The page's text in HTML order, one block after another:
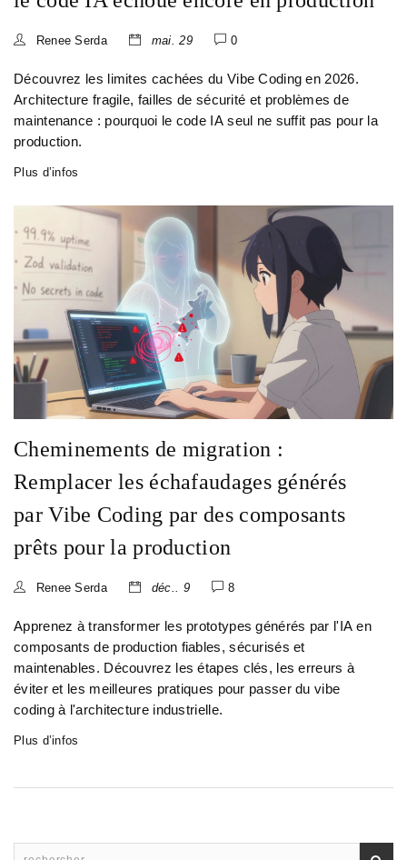
Renee Serda mai. 29 0
Découvrez les limites cachées du Vibe Coding en 2026.
Architecture fragile, failles de sécurité et problèmes de
maintenance : pourquoi le code IA seul ne suffit pas pour la
production.
Plus d’infos
Cheminements de migration :
Remplacer les échafaudages générés
par Vibe Coding par des composants
prêts pour la production
Renee Serda déc.. 9 8
Apprenez à transformer les prototypes générés par l'IA en
composants de production fiables, sécurisés et
maintenables. Découvrez les étapes clés, les erreurs à
éviter et les meilleures pratiques pour passer du vibe
coding à l'architecture industrielle.
Plus d’infos